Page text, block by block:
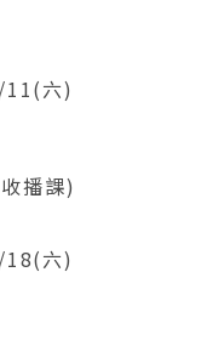
六)
播課)
六)